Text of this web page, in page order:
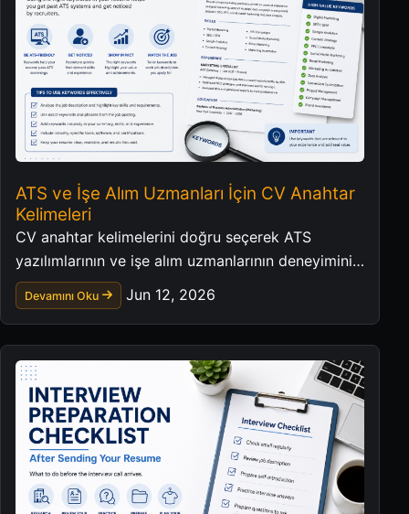
ATS ve İşe Alım Uzmanları İçin CV Anahtar
Kelimeleri
CV anahtar kelimelerini doğru seçerek ATS
yazılımlarının ve işe alım uzmanlarının deneyiminizi
daha net anlamasını sağlayın.
Devamını Oku Jun 12, 2026